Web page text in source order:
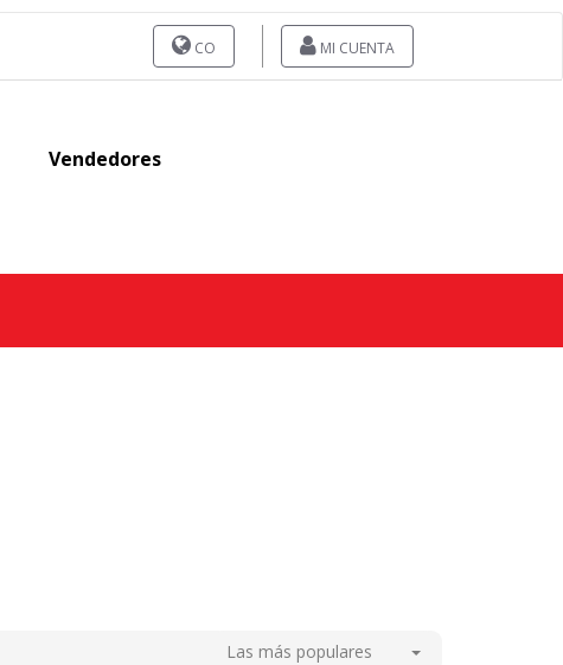
CO MI CUENTA
Vendedores
Las más populares